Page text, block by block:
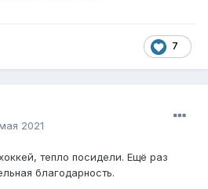
7
2021
тепло посидели. Ещё раз
благодарность.